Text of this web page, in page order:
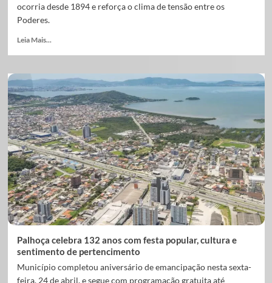
ocorria desde 1894 e reforça o clima de tensão entre os
Poderes.
Leia Mais...
Palhoça celebra 132 anos com festa popular, cultura e
sentimento de pertencimento
Município completou aniversário de emancipação nesta sexta-
feira, 24 de abril, e segue com programação gratuita até